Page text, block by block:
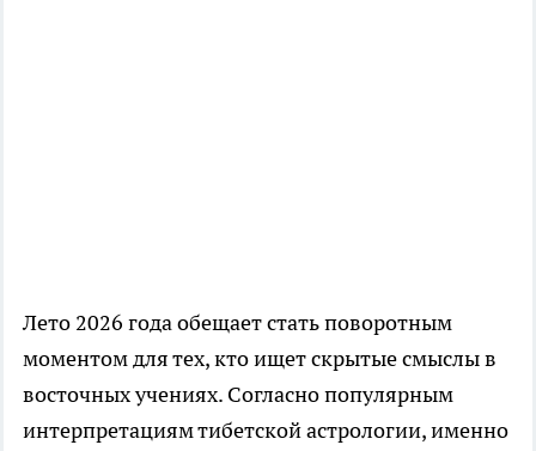
Лето 2026 года обещает стать поворотным
моментом для тех, кто ищет скрытые смыслы в
восточных учениях. Согласно популярным
интерпретациям тибетской астрологии, именно